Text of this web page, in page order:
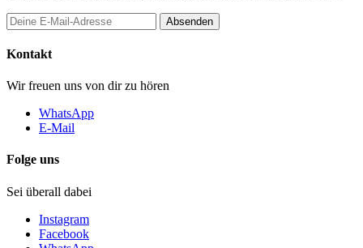
Absenden
Kontakt
Wir freuen uns von dir zu hören
WhatsApp
E-Mail
Folge uns
Sei überall dabei
Instagram
Facebook